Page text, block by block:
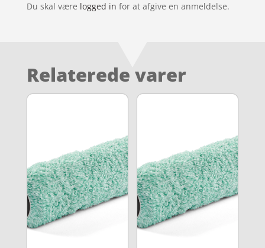
Du skal være logged in for at afgive en anmeldelse.
Relaterede varer